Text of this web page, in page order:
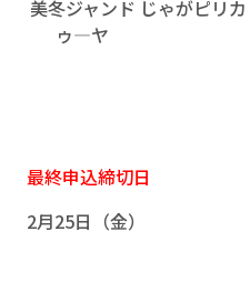
美冬ジャンド
ゥ―ヤ
じゃがピリカ
最終申込締切日
2月25日（金）